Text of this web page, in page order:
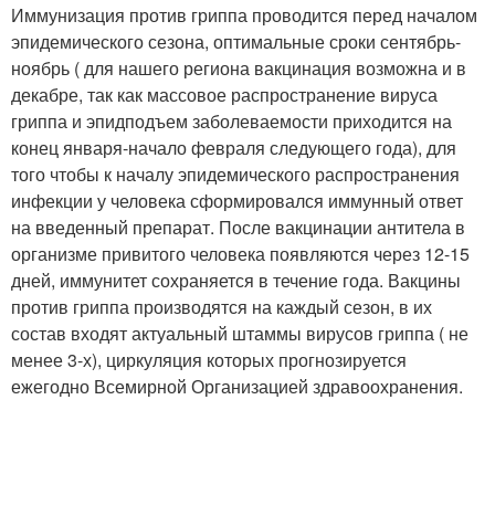
Иммунизация против гриппа проводится перед началом
эпидемического сезона, оптимальные сроки сентябрь-
ноябрь ( для нашего региона вакцинация возможна и в
декабре, так как массовое распространение вируса
гриппа и эпидподъем заболеваемости приходится на
конец января-начало февраля следующего года), для
того чтобы к началу эпидемического распространения
инфекции у человека сформировался иммунный ответ
на введенный препарат. После вакцинации антитела в
организме привитого человека появляются через 12-15
дней, иммунитет сохраняется в течение года. Вакцины
против гриппа производятся на каждый сезон, в их
состав входят актуальный штаммы вирусов гриппа ( не
менее 3-х), циркуляция которых прогнозируется
ежегодно Всемирной Организацией здравоохранения.